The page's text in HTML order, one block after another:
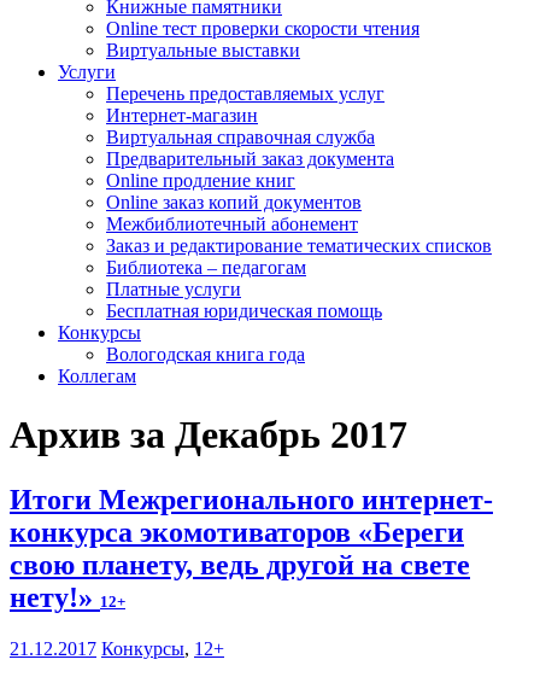
Книжные памятники
Online тест проверки скорости чтения
Виртуальные выставки
Услуги
Перечень предоставляемых услуг
Интернет-магазин
Виртуальная справочная служба
Предварительный заказ документа
Online продление книг
Online заказ копий документов
Межбиблиотечный абонемент
Заказ и редактирование тематических списков
Библиотека – педагогам
Платные услуги
Бесплатная юридическая помощь
Конкурсы
Вологодская книга года
Коллегам
Архив за Декабрь 2017
Итоги Межрегионального интернет-
конкурса экомотиваторов «Береги
свою планету, ведь другой на свете
нету!» 12+
21.12.2017 Конкурсы, 12+